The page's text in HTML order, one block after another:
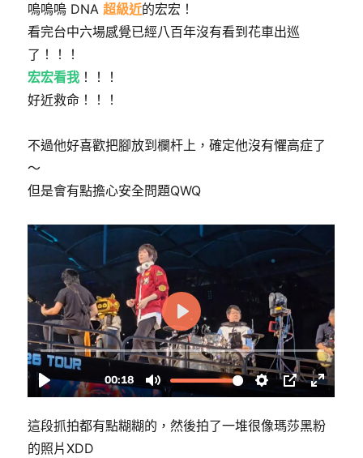
嗚嗚嗚 DNA超級近的宏宏！
看完台中六場感覺已經八百年沒有看到花車出巡
了！！！
宏宏看我 ！！！
好近救命！！！
不過他好喜歡把腳放到欄杆上，確定他沒有懼高症了
～
但是會有點擔心安全問題QWQ
這段抓拍都有點糊糊的，然後拍了一堆很像瑪莎黑粉
的照片XDD